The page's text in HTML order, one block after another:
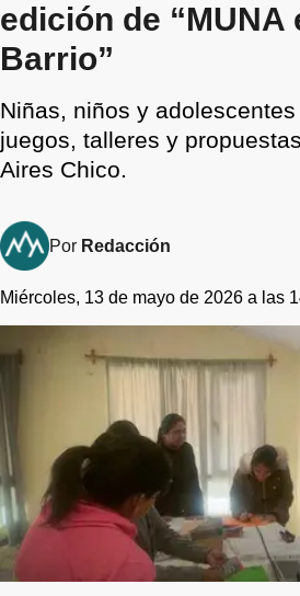
edición de “MUNA
Barrio”
Niñas, niños y
juegos, talleres y
Aires Chico.
Por Redacción
Miércoles, 13 de mayo de 2026 a las